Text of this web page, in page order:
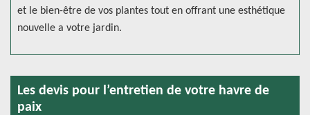
et le bien-être de vos plantes tout en offrant une esthétique
nouvelle a votre jardin.
Les devis pour l’entretien de votre havre de
paix